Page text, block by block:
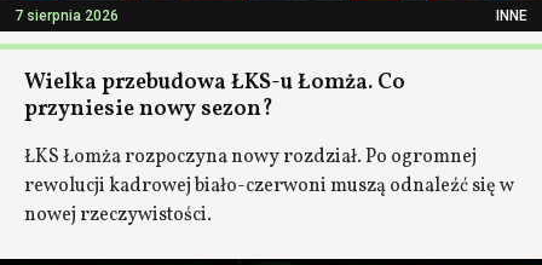
7 sierpnia 2026 INNE
Wielka przebudowa ŁKS-u Łomża. Co
przyniesie nowy sezon?
ŁKS Łomża rozpoczyna nowy rozdział. Po ogromnej
rewolucji kadrowej biało-czerwoni muszą odnaleźć się w
nowej rzeczywistości.